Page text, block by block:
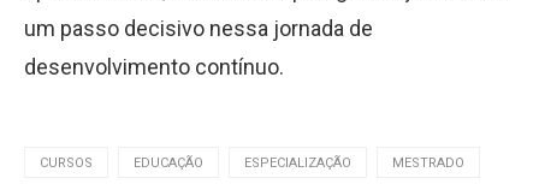
um passo decisivo nessa jornada de
desenvolvimento contínuo.
CURSOS EDUCAÇÃO ESPECIALIZAÇÃO MESTRADO